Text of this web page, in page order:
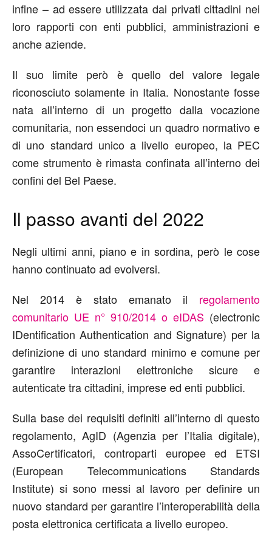
infine – ad essere utilizzata dai privati cittadini nei
loro rapporti con enti pubblici, amministrazioni e
anche aziende.
Il suo limite però è quello del valore legale
riconosciuto solamente in Italia. Nonostante fosse
nata all’interno di un progetto dalla vocazione
comunitaria, non essendoci un quadro normativo e
di uno standard unico a livello europeo, la PEC
come strumento è rimasta confinata all’interno dei
confini del Bel Paese.
Il passo avanti del 2022
Negli ultimi anni, piano e in sordina, però le cose
hanno continuato ad evolversi.
Nel 2014 è stato emanato il regolamento
comunitario UE n° 910/2014 o eIDAS (electronic
IDentification Authentication and Signature) per la
definizione di uno standard minimo e comune per
garantire interazioni elettroniche sicure e
autenticate tra cittadini, imprese ed enti pubblici.
Sulla base dei requisiti definiti all’interno di questo
regolamento, AgID (Agenzia per l’Italia digitale),
AssoCertificatori, controparti europee ed ETSI
(European Telecommunications Standards
Institute) si sono messi al lavoro per definire un
nuovo standard per garantire l’interoperabilità della
posta elettronica certificata a livello europeo.